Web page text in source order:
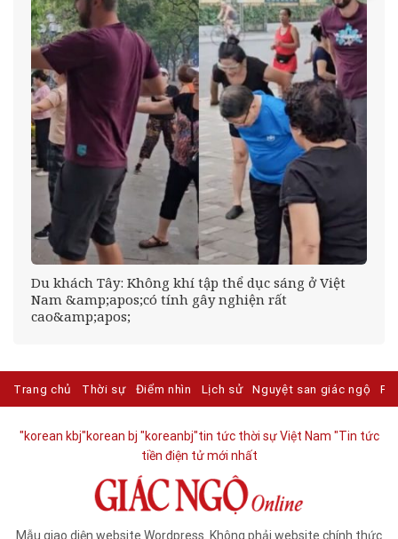
Du khách Tây: Không khí tập thể dục sáng ở Việt
Nam &amp;apos;có tính gây nghiện rất
cao&amp;apos;
Trang chủ Thời sự Điểm nhìn Lịch sử Nguyệt san giác ngộ
"korean kbj​"korean bj "koreanbj​"tin tức thời sự Việt Nam "Tin tức
tiền điện tử mới nhất​
Mẫu giao diện website Wordpress. Không phải website chính thức